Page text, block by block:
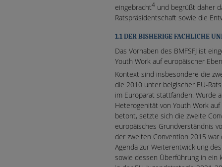
eingebracht4 und begrüßt daher
Ratspräsidentschaft sowie die
1.1 DER BISHERIGE FACHLICHE
Das Vorhaben des BMFSFJ ist
Youth Work auf europäischer
Kontext sind insbesondere die
die 2010 unter belgischer EU-
im Europarat stattfanden. Wurde
Heterogenität von Youth Work
betont, setzte sich die zweite
europäisches Grundverständnis
der zweiten Convention 2015
Agenda zur Weiterentwicklung
sowie dessen Überführung in ein